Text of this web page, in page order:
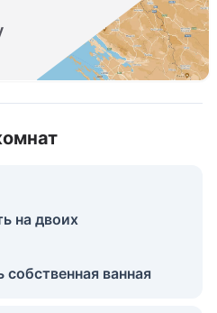
на двоих
собственная ванная